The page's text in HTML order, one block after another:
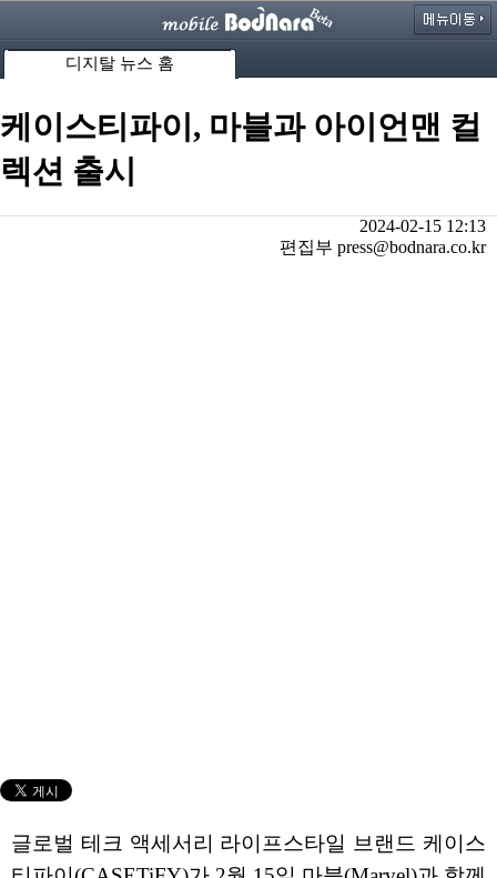
디지탈 뉴스 홈
케이스티파이, 마블과 아이언맨 컬
렉션 출시
2024-02-15 12:13
편집부 press@bodnara.co.kr
글로벌 테크 액세서리 라이프스타일 브랜드 케이스